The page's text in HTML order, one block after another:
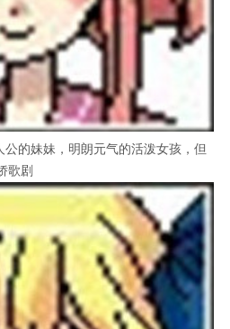
公的妹妹，明朗元气的活泼女孩，但
歌剧